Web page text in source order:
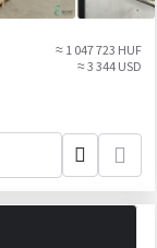
≈ 1 047 723 HUF
≈ 3 344 USD